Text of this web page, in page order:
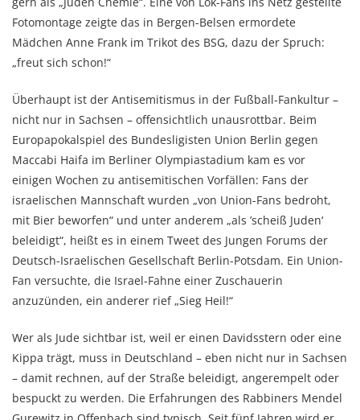
Fotomontage zeigte das in Bergen-Belsen ermordete
Mädchen Anne Frank im Trikot des BSG, dazu der Spruch:
„freut sich schon!“
Überhaupt ist der Antisemitismus in der Fußball-Fankultur –
nicht nur in Sachsen – offensichtlich unausrottbar. Beim
Europapokalspiel des Bundesligisten Union Berlin gegen
Maccabi Haifa im Berliner Olympiastadium kam es vor
einigen Wochen zu antisemitischen Vorfällen: Fans der
israelischen Mannschaft wurden „von Union-Fans bedroht,
mit Bier beworfen“ und unter anderem „als ’scheiß Juden‘
beleidigt“, heißt es in einem Tweet des Jungen Forums der
Deutsch-Israelischen Gesellschaft Berlin-Potsdam. Ein Union-
Fan versuchte, die Israel-Fahne einer Zuschauerin
anzuzünden, ein anderer rief „Sieg Heil!“
Wer als Jude sichtbar ist, weil er einen Davidsstern oder eine
Kippa trägt, muss in Deutschland – eben nicht nur in Sachsen
– damit rechnen, auf der Straße beleidigt, angerempelt oder
bespuckt zu werden. Die Erfahrungen des Rabbiners Mendel